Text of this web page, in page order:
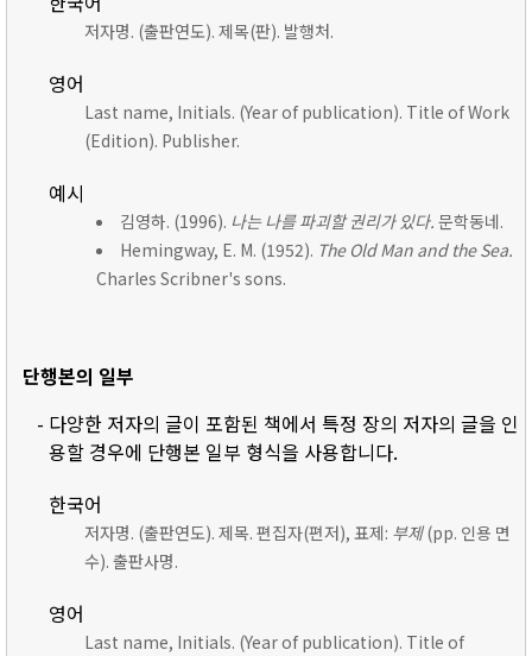
저자명. (출판연도). 제목(판). 발행처.
영어
Last name, Initials. (Year of publication). Title of Work
(Edition). Publisher.
예시
김영하. (1996). 나는 나를 파괴할 권리가 있다. 문학동네.
Hemingway, E. M. (1952). The Old Man and the Sea.
Charles Scribner's sons.
단행본의 일부
- 다양한 저자의 글이 포함된 책에서 특정 장의 저자의 글을 인
용할 경우에 단행본 일부 형식을 사용합니다.
한국어
저자명. (출판연도). 제목. 편집자(편저), 표제: 부제(pp. 인용 면
수). 출판사명.
영어
Last name, Initials. (Year of publication). Title of